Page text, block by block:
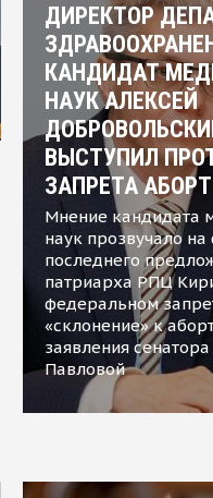
ДИРЕКТОР
КАНДИДАТ
НАУК АЛЕКСЕЙ
ВЫСТУПИЛ
ЗАПРЕТА
Мнение кандидата
наук прозвучало
последнего
патриарха РПЦ
федеральном
«склонение» к
заявления
Павловой